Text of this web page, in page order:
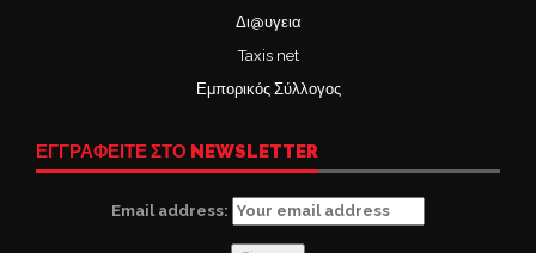
Δι@υγεια
Taxis net
Εμπορικός Σύλλογος
ΕΓΓΡΑΦΕΙΤΕ ΣΤΟ NEWSLETTER
Email address: